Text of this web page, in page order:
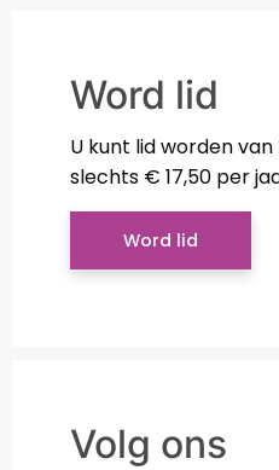
Word lid
U kunt lid worden
slechts € 17,50 per
Word lid
Volg ons